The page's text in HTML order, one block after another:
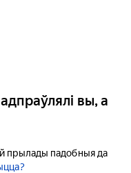
вы, а
прылады падобныя да